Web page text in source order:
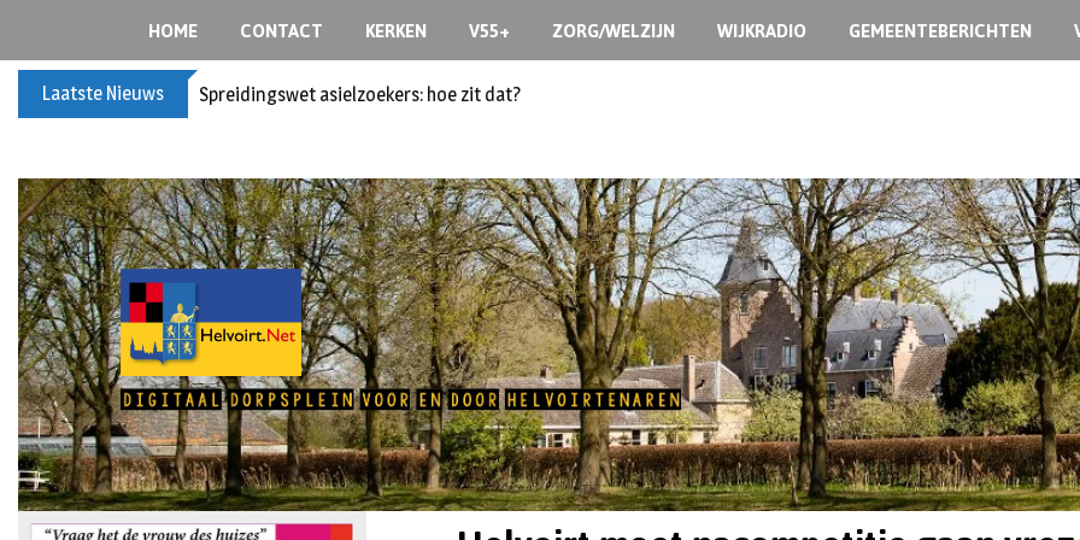
HOME CONTACT KERKEN V55+ ZORG/WELZIJN WIJKRADIO GEMEENTEBERICHTEN
Laatste Nieuws Spreidingswet asielzoekers: hoe zit dat?